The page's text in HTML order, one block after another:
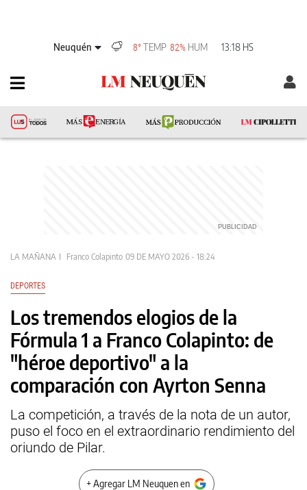
Neuquén 8° TEMP 82% HUM 13:18 HS
LA MAÑANA Franco Colapinto 09 DE MAYO 2026 - 18:24
DEPORTES
Los tremendos elogios de la
Fórmula 1 a Franco Colapinto: de
"héroe deportivo" a la
comparación con Ayrton Senna
La competición, a través de la nota de un autor,
puso el foco en el extraordinario rendimiento del
oriundo de Pilar.
+ Agregar LM Neuquen en